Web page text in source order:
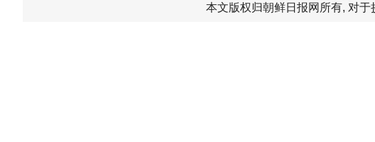
本文版权归朝鲜日报网所有, 对